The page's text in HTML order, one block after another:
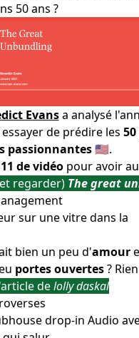
50 ans ?
Evansa analysé
de prédire les
passionnantes🇺🇸.
de vidéopour avoir
regarder) The great
bien un peu d'amour
portes ouvertes?
delolly daskal